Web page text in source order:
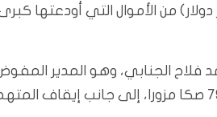
وسحب مبلغ 3 تريليونات و750 مليار دينار عراقي (نحو 2.5 مليار دولار) من الأموال التي أودعتها
الجنابي، وهو المدير
لشركة “القانت” والمتهم بسرقة تريليون و85 مليار دينار (نحو 7 ملايين دولار) عبر 79 صكا مزورا، إلى جانب إيقاف